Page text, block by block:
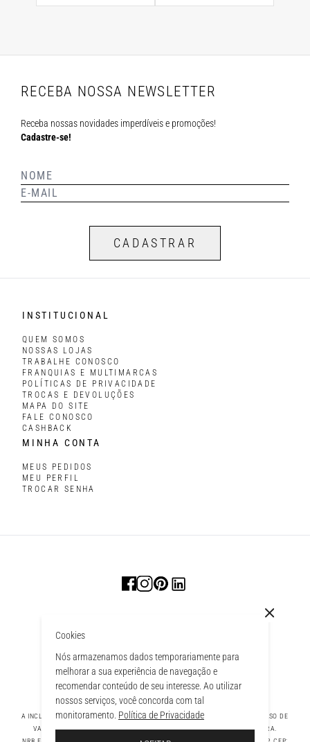
Cookies
Nós armazenamos dados temporariamente para
melhorar a sua experiência de navegação e
recomendar conteúdo de seu interesse. Ao utilizar
nossos serviços, você concorda com tal
monitoramento. Política de Privacidade
RECEBA NOSSA NEWSLETTER
Receba nossas novidades imperdíveis e promoções!
Cadastre-se!
CADASTRAR
INSTITUCIONAL
QUEM SOMOS
NOSSAS LOJAS
TRABALHE CONOSCO
FRANQUIAS E MULTIMARCAS
POLÍTICAS DE PRIVACIDADE
TROCAS E DEVOLUÇÕES
MAPA DO SITE
FALE CONOSCO
CASHBACK
MINHA CONTA
MEUS PEDIDOS
MEU PERFIL
TROCAR SENHA
A INCLUSÃO DE UM PRODUTO NA SACOLA NÃO GARANTE SEU PREÇO. EM CASO DE
VARIAÇÃO, PREVALECERÁ O PREÇO VIGENTE NA FINALIZAÇÃO DA COMPRA.